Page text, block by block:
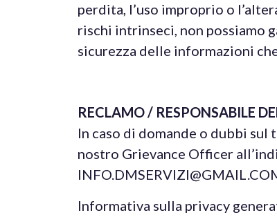
perdita, l’uso improprio o
rischi intrinseci, non possiamo
sicurezza delle informazioni
RECLAMO / RESPONSABILE
In caso di domande o dubbi
nostro Grievance Officer
Informativa sulla privacy